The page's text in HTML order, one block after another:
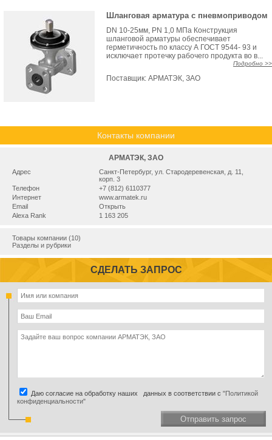
Шланговая арматура с пневмоприводом
DN 10-25мм, PN 1,0 МПа Конструкция
шланговой арматуры обеспечивает
герметичность по классу А ГОСТ 9544- 93 и
исключает протечку рабочего продукта во в...
Подробно >>
Поставщик: АРМАТЭК, ЗАО
Контакты компании
АРМАТЭК, ЗАО
Адрес
Санкт-Петербург, ул. Стародеревенская, д. 11,
корп. 3
Телефон
+7 (812) 6110377
Интернет
www.armatek.ru
Email
Открыть
Alexa Rank
1 163 205
Товары компании (10)
Разделы и рубрики
СДЕЛАТЬ ЗАПРОС
Даю согласие на обработку наших данных в соответствии с "Политикой
конфиденциальности"
Отправить запрос